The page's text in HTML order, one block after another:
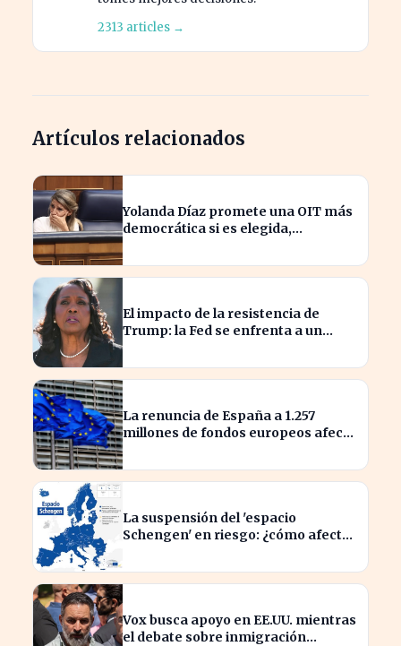
2313 articles →
Artículos relacionados
Yolanda Díaz promete una OIT más
democrática si es elegida,
El impacto de la resistencia de
Trump: la Fed se enfrenta a un
La renuncia de España a 1.257
millones de fondos europeos afecta
La suspensión del 'espacio
Schengen' en riesgo: ¿cómo afecta
Vox busca apoyo en EE.UU. mientras
el debate sobre inmigración